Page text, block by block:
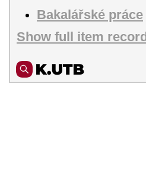
Bakalářské práce
Show full item record